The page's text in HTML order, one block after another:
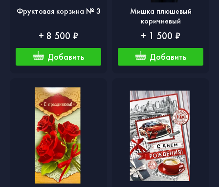
Фруктовая корзина № 3
+ 8 500 ₽
Добавить
Мишка плюшевый
коричневый
+ 1 500 ₽
Добавить